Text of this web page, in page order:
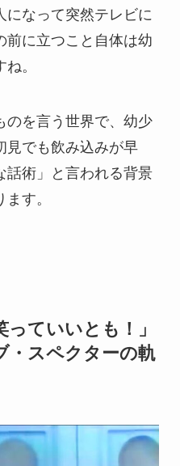
になって突然テレビに
前に立つこと自体は幼
。
のを言う世界で、幼少
見でも飲み込みが早
話術」と言われる背景
す。
ていいとも！」
・スペクターの軌